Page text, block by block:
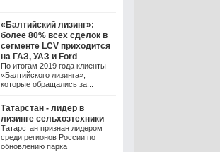
«Балтийский лизинг»:
более 80% всех сделок в
сегменте LCV приходится
на ГАЗ, УАЗ и Ford
По итогам 2019 года клиенты
«Балтийского лизинга»,
которые обращались за...
Татарстан - лидер в
лизинге сельхозтехники
Татарстан признан лидером
среди регионов России по
обновлению парка